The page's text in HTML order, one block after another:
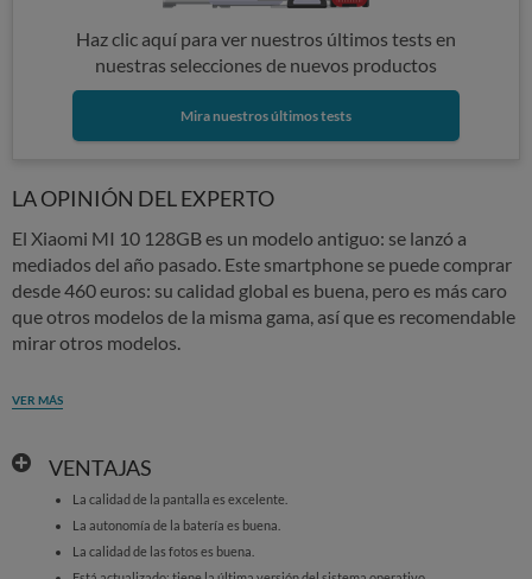
Haz clic aquí para ver nuestros últimos tests en
nuestras selecciones de nuevos productos
Mira nuestros últimos tests
LA OPINIÓN DEL EXPERTO
El Xiaomi MI 10 128GB es un modelo antiguo: se lanzó a
mediados del año pasado. Este smartphone se puede comprar
desde 460 euros: su calidad global es buena, pero es más caro
que otros modelos de la misma gama, así que es recomendable
mirar otros modelos.
VER MÁS
VENTAJAS
La calidad de la pantalla es excelente.
La autonomía de la batería es buena.
La calidad de las fotos es buena.